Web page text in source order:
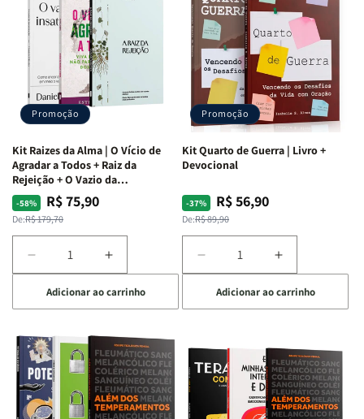
Promoção
Kit Raizes da Alma | O Vício de
Agradar a Todos + Raiz da
Rejeição + O Vazio da
Insatisfação.
-58%
Preço
normal
De:R$ 179,70
Preço
promocional
R$ 75,90
Diminuir
a
quantidade
de
Raizes
da
Alma
|
O
Aumentar
a
quantidade
de
Raizes
da
Alma
|
O
Adicionar ao carrinho
Promoção
Kit Quarto de Guerra | Livro +
Devocional
-37%
Preço
normal
De:R$ 89,90
Preço
promocional
R$ 56,90
Diminuir
a
quantidade
de
Quarto
de
Guerra
Livro
Aumentar
a
quantidade
de
Quarto
de
Guerra
|
Livro
Adicionar ao carrinho